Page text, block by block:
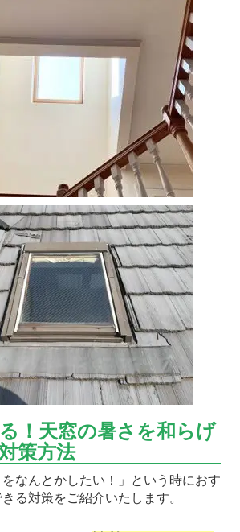
！天窓の暑さを和らげ
策方法
をなんとかしたい！」という時におす
る対策をご紹介いたします。